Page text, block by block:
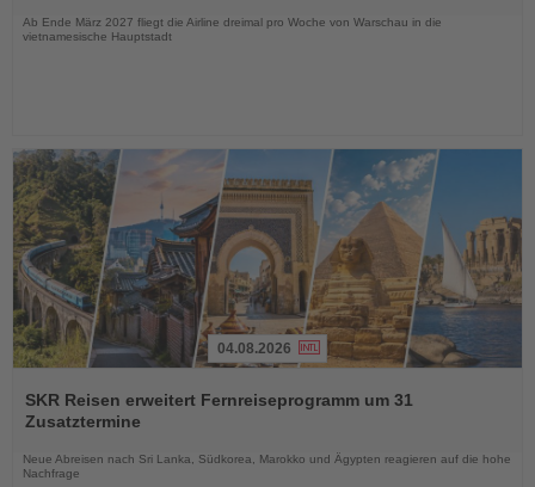
Ab Ende März 2027 fliegt die Airline dreimal pro Woche von Warschau in die
vietnamesische Hauptstadt
Sie
die
04.08.2026
SKR Reisen erweitert Fernreiseprogramm um 31
Zusatztermine
Neue Abreisen nach Sri Lanka, Südkorea, Marokko und Ägypten reagieren auf die hohe
Nachfrage